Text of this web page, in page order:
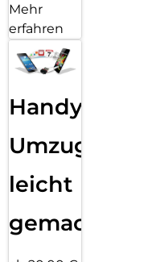
Mehr
erfahren
Handy
Umzug
leicht
gemacht!